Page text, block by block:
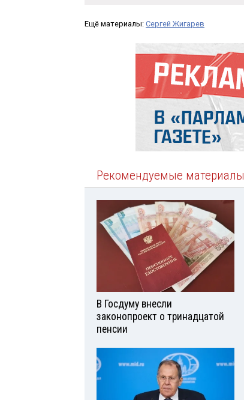
Ещё материалы: Сергей Жигарев
Рекомендуемые материалы
В Госдуму внесли
законопроект о тринадцатой
пенсии